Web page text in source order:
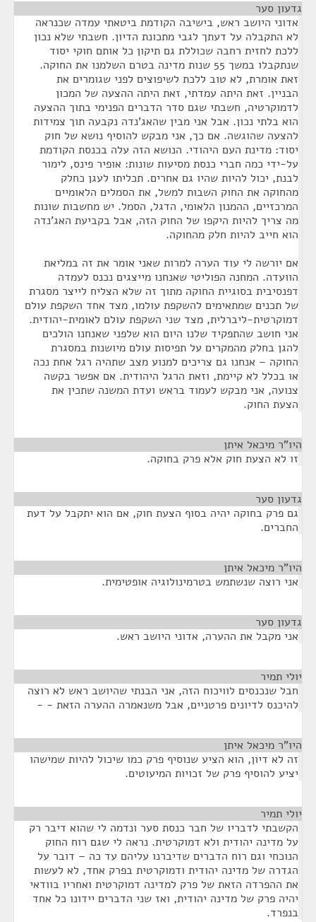
גדעון סער
אדוני היושב ראש, בישיבה הקודמת ביטאתי עמדה שכנראה
לא התקבלה על דעתך לגבי מתכונת הדיון. חשבתי שלא נכון
ללכת לחזית רחבה שכוללת גם תיקון כל אותם חוקי יסוד
שנתקבלו במשך 55 שנות מדינה בטרם השלמנו את החוקה.
זאת אומרת, לא טוב ללכת לשיפוצים לפני שגומרים את
הבניין. זאת היתה עמדתי, זאת היתה ההצעה של המכון
לדמוקרטיה, חשבתי שגם סדר הדברים הפנימי בתוך ההצעה
הוא בלתי נכון. אבל אני מבין שהאג'נדה נקבעה תוך צמידות
להצעה שהוגשה. אם כך, אני מבקש להוסיף נושא של חוק
יסוד: מדינת העם היהודי. הנושא הזה עלה בכנסת הקודמת
על-ידי כמה חברי כנסת מסיעות שונות: אופיר פינס, לימור
לבנת, יכול להיות שהיו גם אחרים. תכליתו לעגן כחלק
מהחוקה את החוק השבות למשל, את הסמלים הלאומיים
המרכזיים, ההמנון הלאומי, הדגל, הסמל. יש מחשבות שונות
מה צריך להיות היקפו של החוק הזה, אבל בקביעת האג'נדה
הוא חייב להיות חלק מהחוקה.
אם יורשה לי עוד הערה למרות שאני אומר את זה במליאת
הוועדה. המחנה הפוליטי שאנחנו מייצגים נכנס לעמדה
דפנסיבית בסוגיית החוקה מתוך זה שלא הצליח לייצר מסגרת
של תכנים שמתאימים להשקפת עולמו, מצד אחד השקפת עולם
דמוקרטית-ליברלית, מצד שני השקפת עולם לאומית-יהודית.
אני חושב שהתפקיד שלנו היום הוא שלפני שאנחנו הולכים
להגן בחלק מהמקרים על תפיסות עולם מיושנות במסגרת
החוקה – אנחנו גם צריכים למנוע מצב שתהיה רגל אחת נכה
או בכלל לא קיימת, וזאת הרגל היהודית. אם אפשר בקשה
צנועה, אני מבקש לעמוד בראש ועדת המשנה שתכין את
הצעת החוק.
היו"ר מיכאל איתן
זו לא הצעת חוק אלא פרק בחוקה.
גדעון סער
גם פרק בחוקה יהיה בסוף הצעת חוק, אם הוא יתקבל על דעת
החברים.
היו"ר מיכאל איתן
אני רוצה שנשתמש בטרמינולוגיה אופטימית.
גדעון סער
אני מקבל את ההערה, אדוני היושב ראש.
יולי תמיר
חבל שנכנסים לוויכוח הזה, אני הבנתי שהיושב ראש לא רוצה
להיכנס לדיונים פרטניים, אבל משנאמרה ההערה הזאת - -
היו"ר מיכאל איתן
זה לא דיון, הוא הציע שנוסיף פרק כמו שיכול להיות שמישהו
יציע להוסיף פרק של זכויות המיעוטים.
יולי תמיר
הקשבתי לדבריו של חבר כנסת סער ונדמה לי שהוא דיבר רק
על מדינה יהודית ולא דמוקרטית. נראה לי שגם רוח החוק
הנוכחי וגם רוח הדברים שדיברנו עליהם עד כה – דובר על
הגדרה של מדינה יהודית ודמוקרטית בפרק אחד, לא לעשות
את ההפרדה הזאת של פרק למדינה דמוקרטית ואחריו בוודאי
יהיה פרק של מדינה יהודית, ואז שני הדברים יידונו כל אחד
בנפרד.